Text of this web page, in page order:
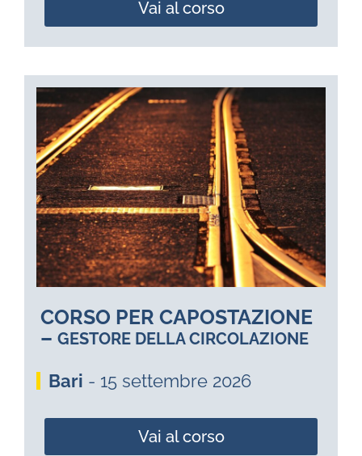
Vai al corso
CORSO PER CAPOSTAZIONE
– GESTORE DELLA CIRCOLAZIONE
Bari - 15 settembre 2026
Vai al corso